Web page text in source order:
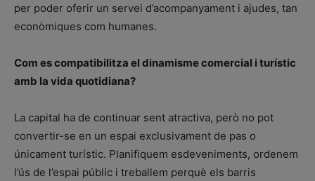
per poder oferir un servei d’acompanyament i ajudes, tan
econòmiques com humanes.
Com es compatibilitza el dinamisme comercial i turístic
amb la vida quotidiana?
La capital ha de continuar sent atractiva, però no pot
convertir-se en un espai exclusivament de pas o
únicament turístic. Planifiquem esdeveniments, ordenem
l’ús de l’espai públic i treballem perquè els barris